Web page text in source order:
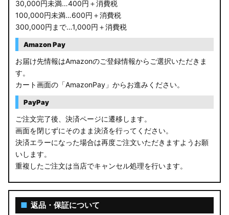
GB5〜8 フリード
GR フィット
GP5/6 GK3〜6 フィット
MK53S スペーシアカスタム
MA37S/MA27S ソリオ / ソリオ バンディット
MA26S/MA36S ソリオ
ZC33S スイフトスポーツ
LA650S タントカスタム
30,000円未満…400円＋消費税
100,000円未満…600円＋消費税
300,000円まで…1,000円＋消費税
Amazon Pay
お届け先情報はAmazonのご登録情報からご選択いただきま
す。
カート画面の「AmazonPay」からお進みください。
PayPay
ご注文完了後、決済ページに遷移します。
画面を閉じずにそのまま決済を行ってください。
決済エラーになった場合は再度ご注文いただきますようお願
いします。
重複したご注文は当店でキャンセル処理を行います。
■ 返品・保証について